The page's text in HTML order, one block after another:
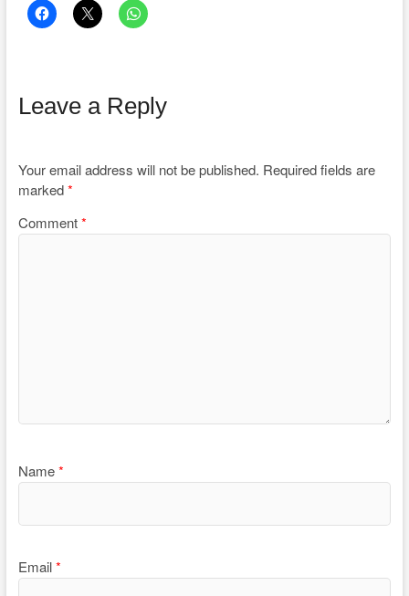
Leave a Reply
Your email address will not be published. Required fields are
marked*
Comment*
Name*
Email*